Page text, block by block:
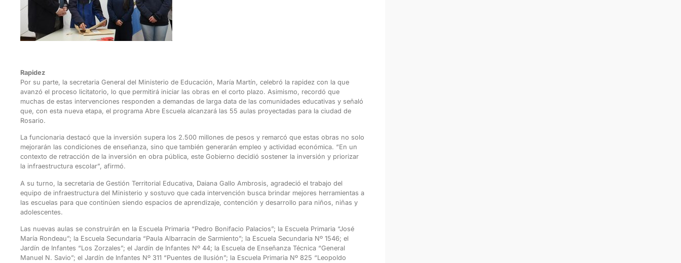
Rapidez
Por su parte, la secretaria General del Ministerio de Educación, María Martín, celebró la rapidez con la que
avanzó el proceso licitatorio, lo que permitirá iniciar las obras en el corto plazo. Asimismo, recordó que
muchas de estas intervenciones responden a demandas de larga data de las comunidades educativas y señaló
que, con esta nueva etapa, el programa Abre Escuela alcanzará las 55 aulas proyectadas para la ciudad de
Rosario.
La funcionaria destacó que la inversión supera los 2.500 millones de pesos y remarcó que estas obras no solo
mejorarán las condiciones de enseñanza, sino que también generarán empleo y actividad económica. “En un
contexto de retracción de la inversión en obra pública, este Gobierno decidió sostener la inversión y priorizar
la infraestructura escolar”, afirmó.
A su turno, la secretaria de Gestión Territorial Educativa, Daiana Gallo Ambrosis, agradeció el trabajo del
equipo de infraestructura del Ministerio y sostuvo que cada intervención busca brindar mejores herramientas a
las escuelas para que continúen siendo espacios de aprendizaje, contención y desarrollo para niños, niñas y
adolescentes.
Las nuevas aulas se construirán en la Escuela Primaria “Pedro Bonifacio Palacios”; la Escuela Primaria “José
María Rondeau”; la Escuela Secundaria “Paula Albarracín de Sarmiento”; la Escuela Secundaria Nº 1546; el
Jardín de Infantes “Los Zorzales”; el Jardín de Infantes Nº 44; la Escuela de Enseñanza Técnica “General
Manuel N. Savio”; el Jardín de Infantes Nº 311 “Puentes de Ilusión”; la Escuela Primaria Nº 825 “Leopoldo